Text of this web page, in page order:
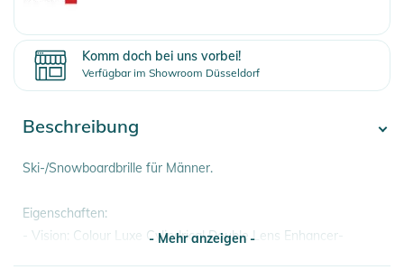
Komm doch bei uns vorbei!
Verfügbar im Showroom Düsseldorf
Beschreibung
Ski-/Snowboardbrille für Männer.
Eigenschaften:
- Vision: Colour Luxe Cylindrical Double Lens Enhancer-
- Mehr anzeigen -